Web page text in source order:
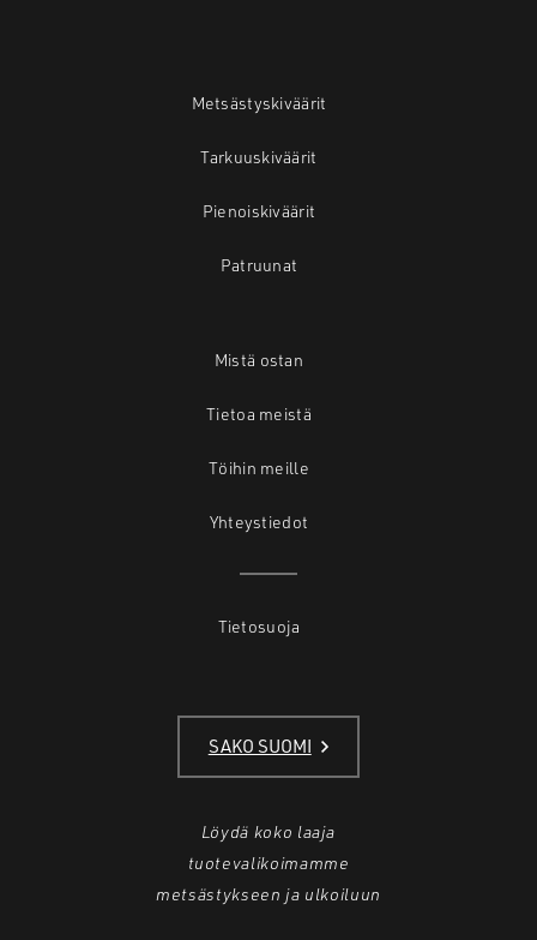
Metsästyskiväärit
Tarkuuskiväärit
Pienoiskiväärit
Patruunat
Mistä ostan
Tietoa meistä
Töihin meille
Yhteystiedot
Tietosuoja
SAKO SUOMI
Löydä koko laaja
tuotevalikoimamme
metsästykseen ja ulkoiluun